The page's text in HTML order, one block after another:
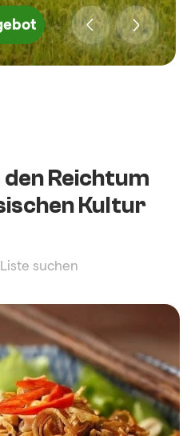
Reichtum
Kultur